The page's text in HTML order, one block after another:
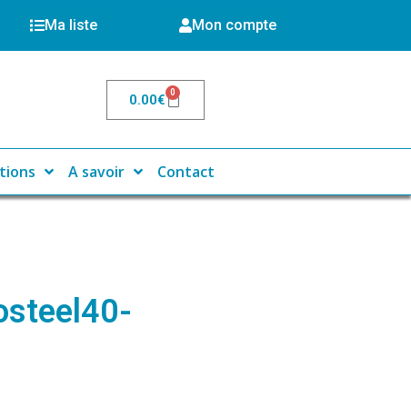
Ma liste Mon compte
0.00€ 0
A savoir Contact